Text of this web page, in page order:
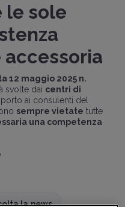
le sole
12 maggio 2025 n.
svolte dai centri di
ai consulenti del
sempre vietate tutte
una competenza
la news